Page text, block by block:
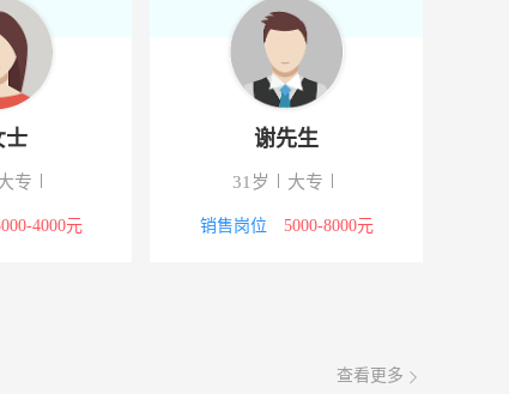
08-07
08-07
08-07
08-07
士
专
4000元
谢先生
31岁 大专
销售岗位 5000-8000元
查看更多